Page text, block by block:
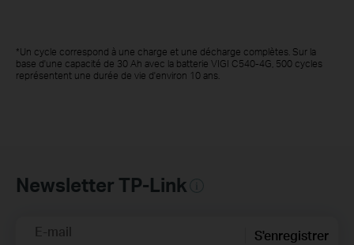
*Un cycle correspond à une charge et une décharge complètes. Sur la
base d'une capacité de 30 Ah avec la batterie VIGI C540-4G, 500 cycles
représentent une durée de vie d'environ 10 ans.
Newsletter TP-Link
E-mail S'enregistrer